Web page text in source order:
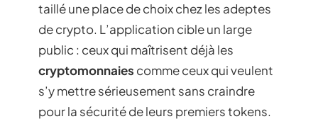
taillé une place de choix chez les adeptes
de crypto. L’application cible un large
public : ceux qui maîtrisent déjà les
cryptomonnaies comme ceux qui veulent
s’y mettre sérieusement sans craindre
pour la sécurité de leurs premiers tokens.